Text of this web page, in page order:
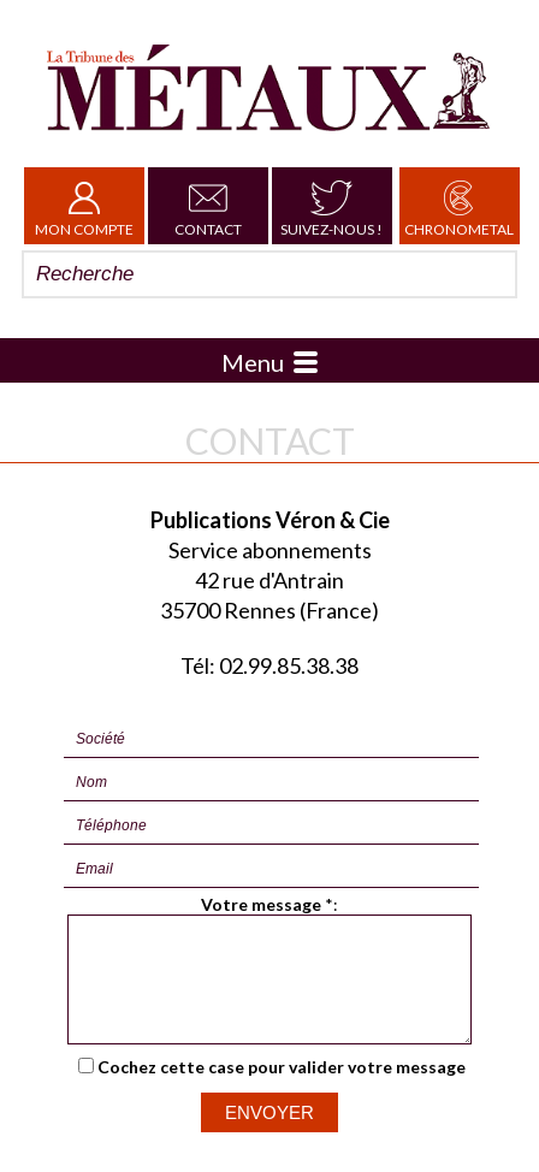
MON COMPTE CONTACT SUIVEZ-NOUS ! CHRONOMETAL
Menu
CONTACT
Publications Véron & Cie
Service abonnements
42 rue d'Antrain
35700 Rennes (France)
Tél: 02.99.85.38.38
Votre message *:
Cochez cette case pour valider votre message